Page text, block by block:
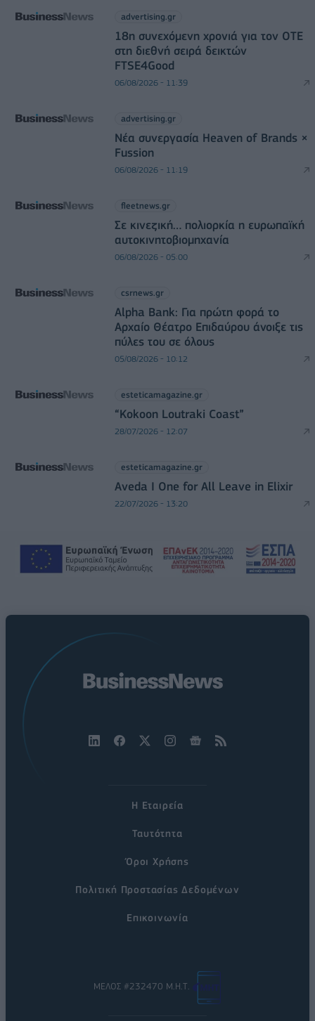
advertising.gr
18η συνεχόμενη χρονιά για τον ΟΤΕ
στη διεθνή σειρά δεικτών
FTSE4Good
06/08/2026 - 11:39
advertising.gr
Νέα συνεργασία Heaven of Brands ×
Fussion
06/08/2026 - 11:19
fleetnews.gr
Σε κινεζική… πολιορκία η ευρωπαϊκή
αυτοκινητοβιομηχανία
06/08/2026 - 05:00
csrnews.gr
Alpha Bank: Για πρώτη φορά το
Αρχαίο Θέατρο Επιδαύρου άνοιξε τις
πύλες του σε όλους
05/08/2026 - 10:12
esteticamagazine.gr
“Kokoon Loutraki Coast”
28/07/2026 - 12:07
esteticamagazine.gr
Aveda I One for All Leave in Elixir
22/07/2026 - 13:20
Η Εταιρεία
Ταυτότητα
Όροι Χρήσης
Πολιτική Προστασίας Δεδομένων
Επικοινωνία
ΜΕΛΟΣ #232470 Μ.Η.Τ.